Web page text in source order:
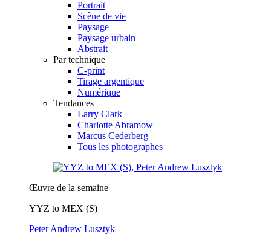
Portrait
Scène de vie
Paysage
Paysage urbain
Abstrait
Par technique
C-print
Tirage argentique
Numérique
Tendances
Larry Clark
Charlotte Abramow
Marcus Cederberg
Tous les photographes
Œuvre de la semaine
YYZ to MEX (S)
Peter Andrew Lusztyk